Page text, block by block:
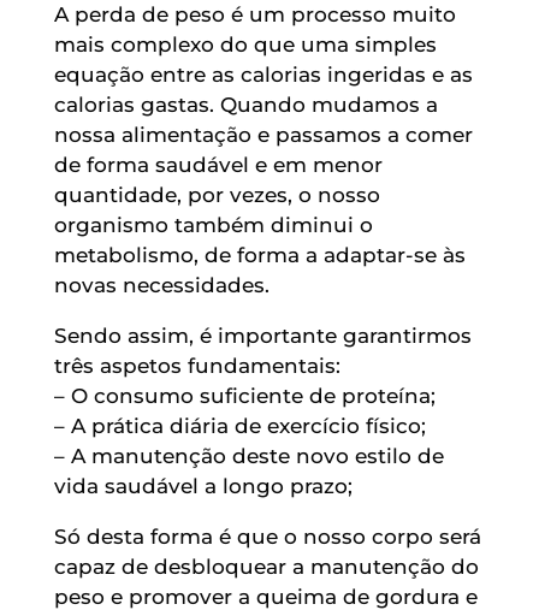
A perda de peso é um processo muito
mais complexo do que uma simples
equação entre as calorias ingeridas e as
calorias gastas. Quando mudamos a
nossa alimentação e passamos a comer
de forma saudável e em menor
quantidade, por vezes, o nosso
organismo também diminui o
metabolismo, de forma a adaptar-se às
novas necessidades.
Sendo assim, é importante garantirmos
três aspetos fundamentais:
– O consumo suficiente de proteína;
– A prática diária de exercício físico;
– A manutenção deste novo estilo de
vida saudável a longo prazo;
Só desta forma é que o nosso corpo será
capaz de desbloquear a manutenção do
peso e promover a queima de gordura e